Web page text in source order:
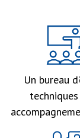
Un bureau